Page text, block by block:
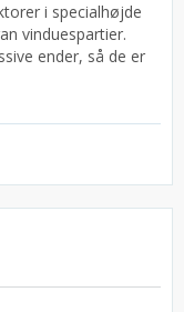
i specialhøjde
vinduespartier.
ender, så de er